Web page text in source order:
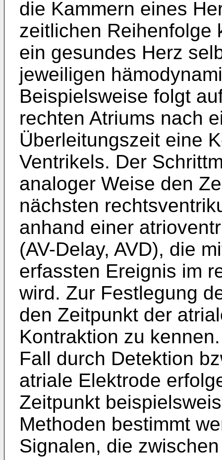
die Kammern eines
zeitlichen Reihenfolge
ein gesundes Herz
jeweiligen
Beispielsweise folgt
rechten Atriums nach
Überleitungszeit eine
Ventrikels. Der
analoger Weise den
nächsten
anhand einer
(AV-Delay, AVD), die
erfassten Ereignis im
wird. Zur Festlegung
den Zeitpunkt der
Kontraktion zu
Fall durch Detektion
atriale Elektrode
Zeitpunkt
Methoden bestimmt
Signalen, die